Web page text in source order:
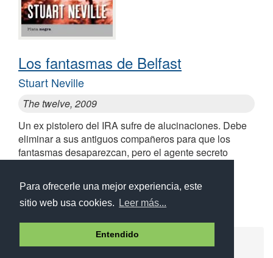
Para ofrecerle una mejor experiencia, este
sitio web usa cookies.
Leer más...
Entendido
Los fantasmas de Belfast
Stuart Neville
The twelve, 2009
Un ex pistolero del IRA sufre de alucinaciones. Debe
eliminar a sus antiguos compañeros para que los
fantasmas desaparezcan, pero el agente secreto
Similares a Los fantasmas de Belfast
Aviso legal